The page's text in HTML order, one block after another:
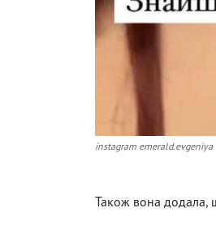
instagram emerald.evgeniya
Також вона додала,